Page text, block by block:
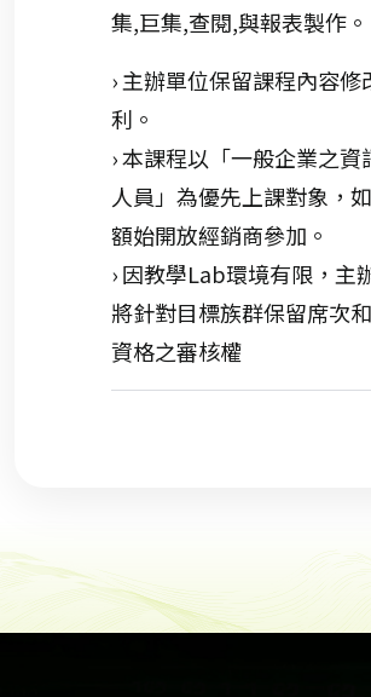
集,巨集,查閱,與報表製作。
› 主辦單位保留課程內容修
利。
› 本課程以「一般企業之資
人員」為優先上課對象，
額始開放經銷商參加。
› 因教學Lab環境有限，主
將針對目標族群保留席次
資格之審核權